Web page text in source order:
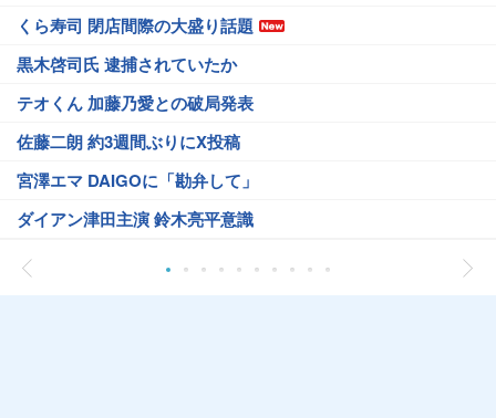
くら寿司 閉店間際の大盛り話題
黒木啓司氏 逮捕されていたか
テオくん 加藤乃愛との破局発表
佐藤二朗 約3週間ぶりにX投稿
宮澤エマ DAIGOに「勘弁して」
ダイアン津田主演 鈴木亮平意識